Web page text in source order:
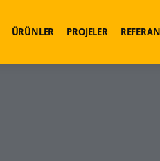
ÜRÜNLER PROJELER